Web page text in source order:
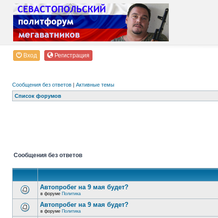
Вход Регистрация
Сообщения без ответов | Активные темы
Список форумов
Сообщения без ответов
Автопробег на 9 мая будет?
в форуме Политика
Автопробег на 9 мая будет?
в форуме Политика